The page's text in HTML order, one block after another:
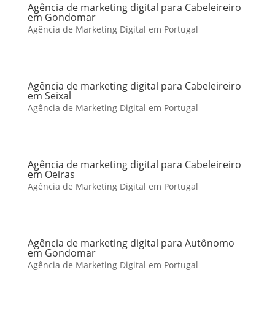
Agência de marketing digital para Cabeleireiro
em Gondomar
Agência de Marketing Digital em Portugal
Agência de marketing digital para Cabeleireiro
em Seixal
Agência de Marketing Digital em Portugal
Agência de marketing digital para Cabeleireiro
em Oeiras
Agência de Marketing Digital em Portugal
Agência de marketing digital para Autônomo
em Gondomar
Agência de Marketing Digital em Portugal